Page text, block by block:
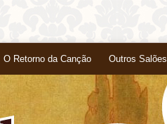
O Retorno da Canção Outros Salões